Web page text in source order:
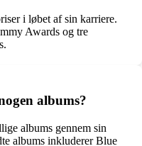
i løbet af sin karriere.
Awards og tre
albums?
albums gennem sin
albums inkluderer Blue